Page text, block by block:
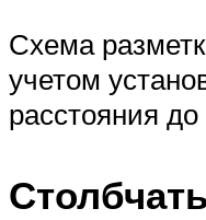
Схема
учетом
расстояния до